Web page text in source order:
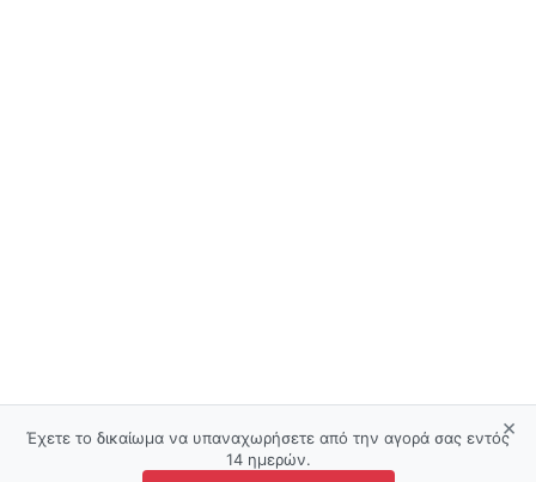
Έχετε το δικαίωμα να υπαναχωρήσετε από την αγορά σας εντός
14 ημερών.
×